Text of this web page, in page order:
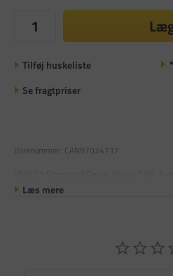
Tilføj huskeliste
Se fragtpriser
Varenummer: CAN97024717
Læs mere